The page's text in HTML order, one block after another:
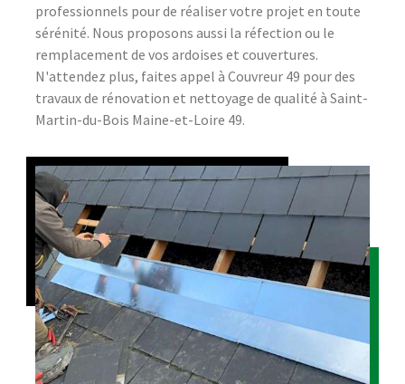
professionnels pour de réaliser votre projet en toute
sérénité. Nous proposons aussi la réfection ou le
remplacement de vos ardoises et couvertures.
N'attendez plus, faites appel à Couvreur 49 pour des
travaux de rénovation et nettoyage de qualité à Saint-
Martin-du-Bois Maine-et-Loire 49.